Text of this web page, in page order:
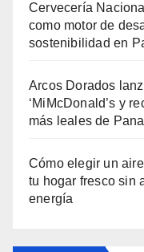
Cervecería
como motor de
sostenibilidad en
Arcos Dorados
‘MiMcDonald’s y
más leales de
Cómo elegir un
tu hogar fresco sin
energía